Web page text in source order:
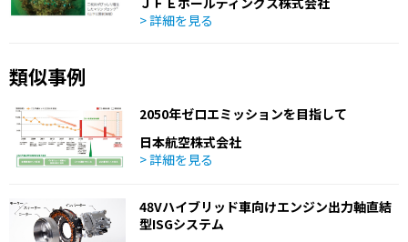
> 詳細を見る
類似事例
2050年ゼロエミッションを目指して
日本航空株式会社
> 詳細を見る
48Vハイブリッド車向けエンジン出力軸直結
型ISGシステム